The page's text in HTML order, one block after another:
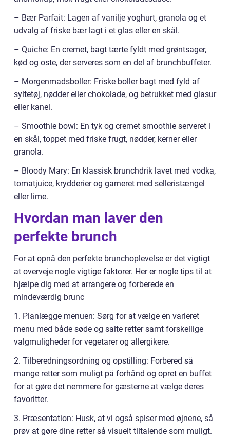
– Bær Parfait: Lagen af vanilje yoghurt, granola og et
udvalg af friske bær lagt i et glas eller en skål.
– Quiche: En cremet, bagt tærte fyldt med grøntsager,
kød og oste, der serveres som en del af brunchbuffeter.
– Morgenmadsboller: Friske boller bagt med fyld af
syltetøj, nødder eller chokolade, og betrukket med glasur
eller kanel.
– Smoothie bowl: En tyk og cremet smoothie serveret i
en skål, toppet med friske frugt, nødder, kerner eller
granola.
– Bloody Mary: En klassisk brunchdrik lavet med vodka,
tomatjuice, krydderier og garneret med selleristængel
eller lime.
Hvordan man laver den
perfekte brunch
For at opnå den perfekte brunchoplevelse er det vigtigt
at overveje nogle vigtige faktorer. Her er nogle tips til at
hjælpe dig med at arrangere og forberede en
mindeværdig brunc
1. Planlægge menuen: Sørg for at vælge en varieret
menu med både søde og salte retter samt forskellige
valgmuligheder for vegetarer og allergikere.
2. Tilberedningsordning og opstilling: Forbered så
mange retter som muligt på forhånd og opret en buffet
for at gøre det nemmere for gæsterne at vælge deres
favoritter.
3. Præsentation: Husk, at vi også spiser med øjnene, så
prøv at gøre dine retter så visuelt tiltalende som muligt.